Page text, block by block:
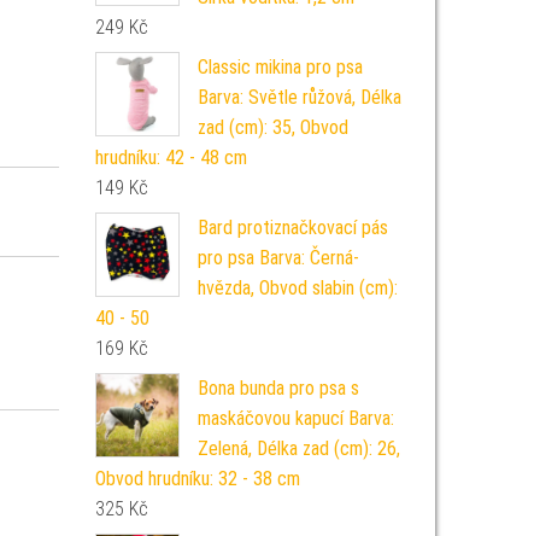
249 Kč
Classic mikina pro psa
Barva: Světle růžová, Délka
zad (cm): 35, Obvod
hrudníku: 42 - 48 cm
149 Kč
Bard protiznačkovací pás
pro psa Barva: Černá-
hvězda, Obvod slabin (cm):
40 - 50
169 Kč
Bona bunda pro psa s
maskáčovou kapucí Barva:
Zelená, Délka zad (cm): 26,
Obvod hrudníku: 32 - 38 cm
325 Kč